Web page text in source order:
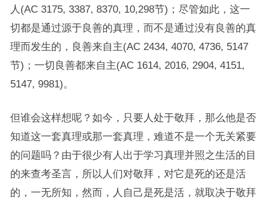
人(AC 3175, 3387, 8370, 10,298节)；尽管如此，这一
切都是通过源于良善的真理，而不是通过没有良善的真
理而发生的，良善来自主(AC 2434, 4070, 4736, 5147
节)；一切良善都来自主(AC 1614, 2016, 2904, 4151,
5147, 9981)。
但谁会这样想呢？如今，只要人处于敬拜，那么他是否
知道这一套真理或那一套真理，难道不是一个无关紧要
的问题吗？由于很少有人出于学习真理并照之生活的目
的来查考圣言，所以人们对敬拜，对它是死的还是活
的，一无所知，然而，人自己是死是活，就取决于敬拜